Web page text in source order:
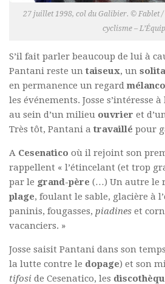
27 juillet 1998, col du Galibier. © Fablet /
cyclisme –
S’il fait parler beaucoup de lui à
Pantani reste un taiseux, un
en permanence un regard
les événements. Josse s’intéresse
au sein d’un milieu ouvrier et
Très tôt, Pantani a travaillé pour
A Cesenatico où il rejoint son
rappellent « l’étincelant (et trop
par le grand-père (…) Un autre le
plage, foulant le sable, glacière à
paninis, fougasses, piadines et
vacanciers. »
Josse saisit Pantani dans son
la lutte contre le dopage) et son
tifosi de Cesenatico, les